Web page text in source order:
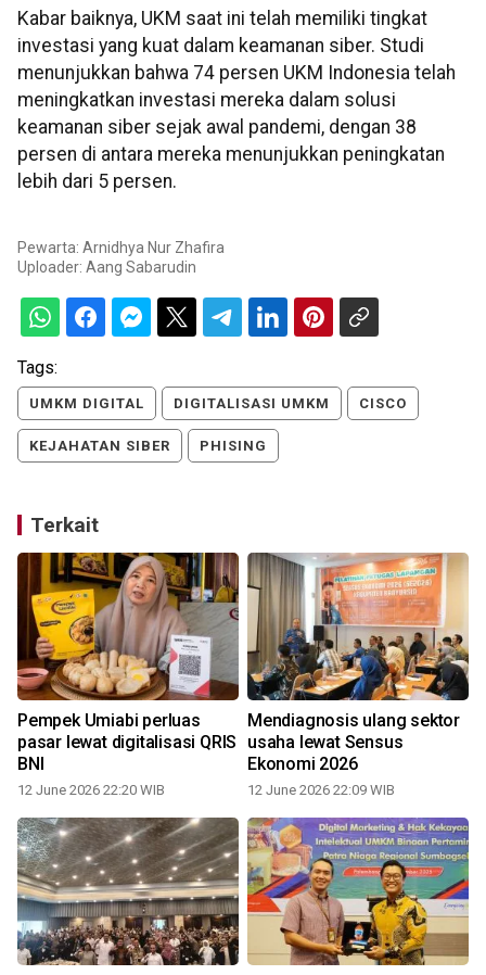
Kabar baiknya, UKM saat ini telah memiliki tingkat
investasi yang kuat dalam keamanan siber. Studi
menunjukkan bahwa 74 persen UKM Indonesia telah
meningkatkan investasi mereka dalam solusi
keamanan siber sejak awal pandemi, dengan 38
persen di antara mereka menunjukkan peningkatan
lebih dari 5 persen.
Pewarta: Arnidhya Nur Zhafira
Uploader: Aang Sabarudin
Tags:
UMKM DIGITAL DIGITALISASI UMKM CISCO
KEJAHATAN SIBER PHISING
Terkait
Pempek Umiabi perluas
pasar lewat digitalisasi QRIS
BNI
12 June 2026 22:20 WIB
Mendiagnosis ulang sektor
usaha lewat Sensus
Ekonomi 2026
12 June 2026 22:09 WIB